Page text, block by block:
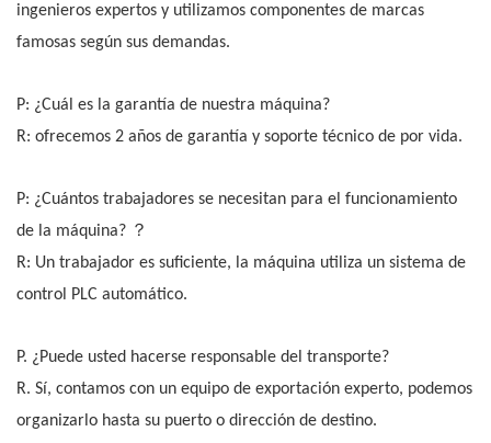
ingenieros expertos y utilizamos componentes de marcas
famosas según sus demandas.
P: ¿Cuál es la garantía de nuestra máquina?
R: ofrecemos 2 años de garantía y soporte técnico de por vida.
P: ¿Cuántos trabajadores se necesitan para el funcionamiento
de la máquina? ？
R: Un trabajador es suficiente, la máquina utiliza un sistema de
control PLC automático.
P. ¿Puede usted hacerse responsable del transporte?
R. Sí, contamos con un equipo de exportación experto, podemos
organizarlo hasta su puerto o dirección de destino.